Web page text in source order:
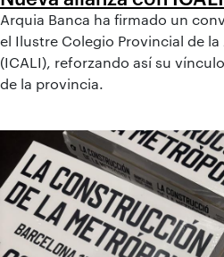
Arquia Banca ha firmado un
el Ilustre Colegio Provincial de
(ICALI), reforzando así su
de la provincia.